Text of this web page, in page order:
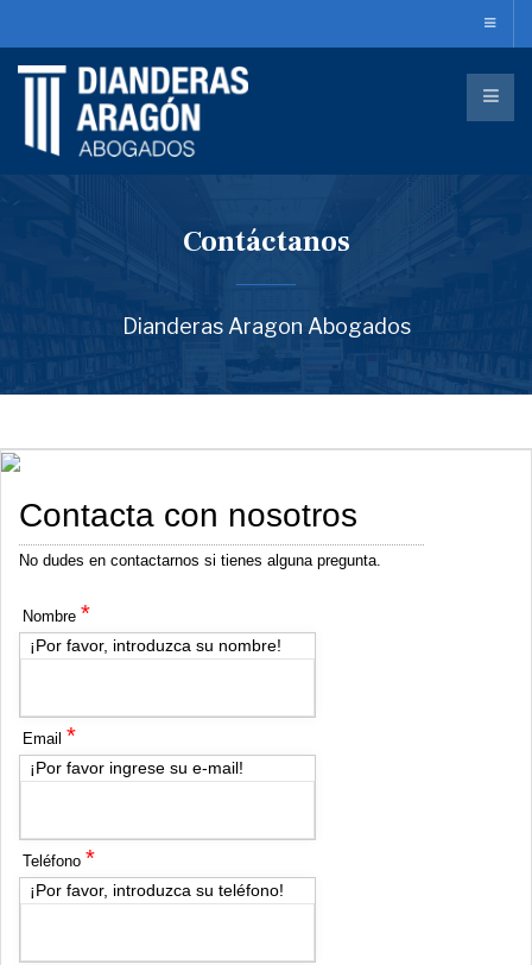
Contáctanos
Dianderas Aragon Abogados
Contacta con nosotros
No dudes en contactarnos si tienes alguna pregunta.
Nombre *
¡Por favor, introduzca su nombre!
Email *
¡Por favor ingrese su e-mail!
Teléfono *
¡Por favor, introduzca su teléfono!